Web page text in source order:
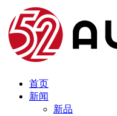
首页
新闻
新品